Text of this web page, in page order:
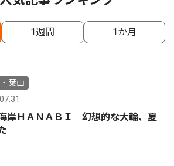
1週間 1か月
葉山
岸ＨＡＮＡＢＩ 幻想的な大輪、夏